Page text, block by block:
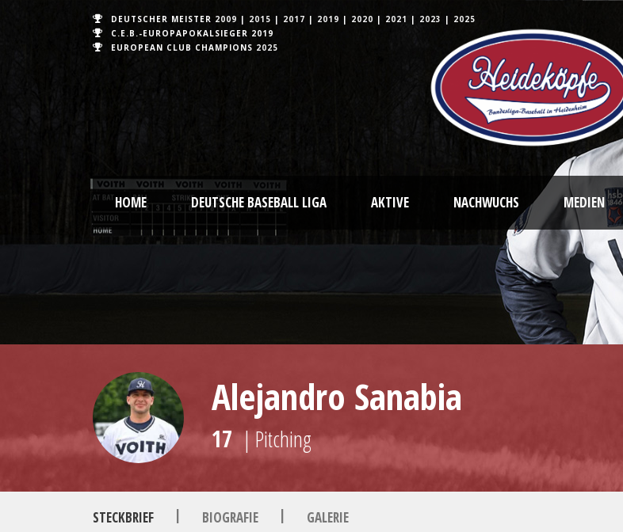
DEUTSCHER MEISTER 2009 | 2015 | 2017 | 2019 | 2020 | 2021 | 2023 | 2025
C.E.B.-EUROPAPOKALSIEGER 2019
EUROPEAN CLUB CHAMPIONS 2025
HOME DEUTSCHE BASEBALL LIGA AKTIVE NACHWUCHS MEDIEN
Alejandro Sanabia
17 | Pitching
STECKBRIEF | BIOGRAFIE | GALERIE